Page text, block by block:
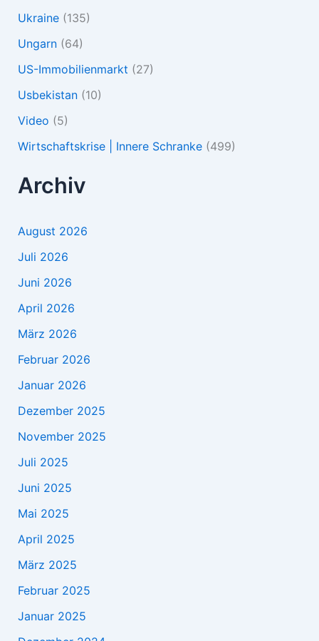
Ukraine(135)
Ungarn(64)
US-Immobilienmarkt (27)
Usbekistan(10)
Video (5)
Wirtschaftskrise | Innere Schranke(499)
Archiv
August 2026
Juli 2026
Juni 2026
April 2026
März 2026
Februar 2026
Januar 2026
Dezember 2025
November 2025
Juli 2025
Juni 2025
Mai 2025
April 2025
März 2025
Februar 2025
Januar 2025